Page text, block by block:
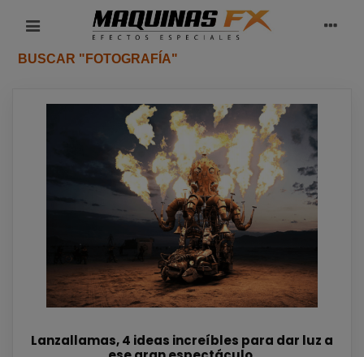
BUSCAR "FOTOGRAFÍA"
Lanzallamas, 4 ideas increíbles para dar luz a